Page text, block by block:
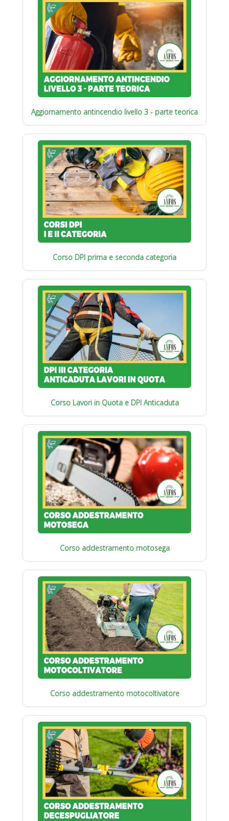
Aggiornamento antincendio livello 3 - parte teorica
Corso DPI prima e seconda categoria
Corso Lavori in Quota e DPI Anticaduta
Corso addestramento motosega
Corso addestramento motocoltivatore